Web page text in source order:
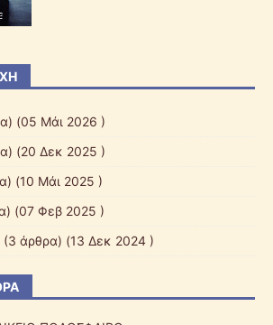
(05 Μάι 2026 )
(20 Δεκ 2025 )
(10 Μάι 2025 )
(07 Φεβ 2025 )
(3 άρθρα) (13 Δεκ 2024 )